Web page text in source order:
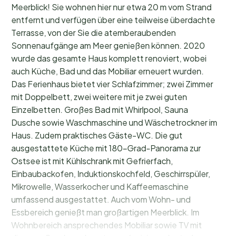
Meerblick! Sie wohnen hier nur etwa 20 m vom Strand
entfernt und verfügen über eine teilweise überdachte
Terrasse, von der Sie die atemberaubenden
Sonnenaufgänge am Meer genießen können. 2020
wurde das gesamte Haus komplett renoviert, wobei
auch Küche, Bad und das Mobiliar erneuert wurden.
Das Ferienhaus bietet vier Schlafzimmer; zwei Zimmer
mit Doppelbett, zwei weitere mit je zwei guten
Einzelbetten. Großes Bad mit Whirlpool, Sauna
Dusche sowie Waschmaschine und Wäschetrockner im
Haus. Zudem praktisches Gäste-WC. Die gut
ausgestattete Küche mit 180-Grad-Panorama zur
Ostsee ist mit Kühlschrank mit Gefrierfach,
Einbaubackofen, Induktionskochfeld, Geschirrspüler,
Mikrowelle, Wasserkocher und Kaffeemaschine
umfassend ausgestattet. Auch vom Wohn- und
Essbereich genießt man großartigen Meerblick. Im
Wohnbereich ansprechendes Mobiliar sowie TV mit